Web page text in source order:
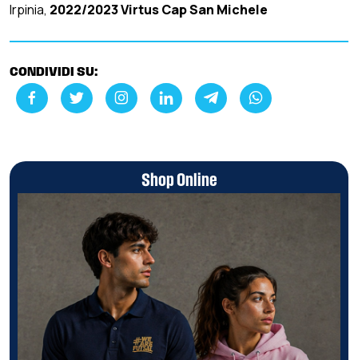
Irpinia, 2022/2023 Virtus Cap San Michele
CONDIVIDI SU:
Shop Online